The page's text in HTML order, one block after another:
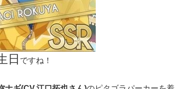
日 ですね！